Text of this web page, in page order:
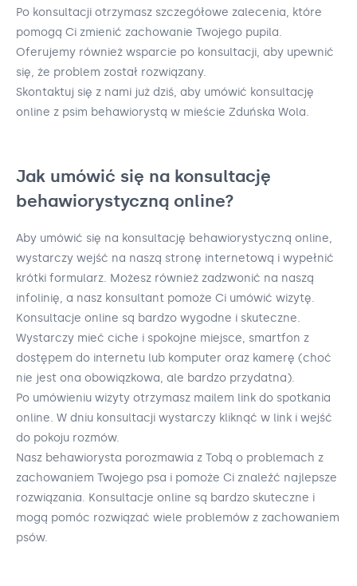
Po konsultacji otrzymasz szczegółowe zalecenia, które
pomogą Ci zmienić zachowanie Twojego pupila.
Oferujemy również wsparcie po konsultacji, aby upewnić
się, że problem został rozwiązany.
Skontaktuj się z nami już dziś, aby umówić konsultację
online z psim behawiorystą w mieście Zduńska Wola.
Jak umówić się na konsultację
behawiorystyczną online?
Aby umówić się na konsultację behawiorystyczną online,
wystarczy wejść na naszą stronę internetową i wypełnić
krótki formularz. Możesz również zadzwonić na naszą
infolinię, a nasz konsultant pomoże Ci umówić wizytę.
Konsultacje online są bardzo wygodne i skuteczne.
Wystarczy mieć ciche i spokojne miejsce, smartfon z
dostępem do internetu lub komputer oraz kamerę (choć
nie jest ona obowiązkowa, ale bardzo przydatna).
Po umówieniu wizyty otrzymasz mailem link do spotkania
online. W dniu konsultacji wystarczy kliknąć w link i wejść
do pokoju rozmów.
Nasz behawiorysta porozmawia z Tobą o problemach z
zachowaniem Twojego psa i pomoże Ci znaleźć najlepsze
rozwiązania. Konsultacje online są bardzo skuteczne i
mogą pomóc rozwiązać wiele problemów z zachowaniem
psów.